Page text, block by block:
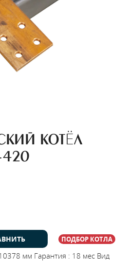
КОТЁЛ
420
ПОДБОР КОТЛА
мм Гарантия : 18 мес Вид